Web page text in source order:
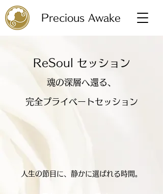
Precious Awake
ReSoul セッション
魂の深層へ還る、
完全プライベートセッション
人生の節目に、静かに選ばれる時間。